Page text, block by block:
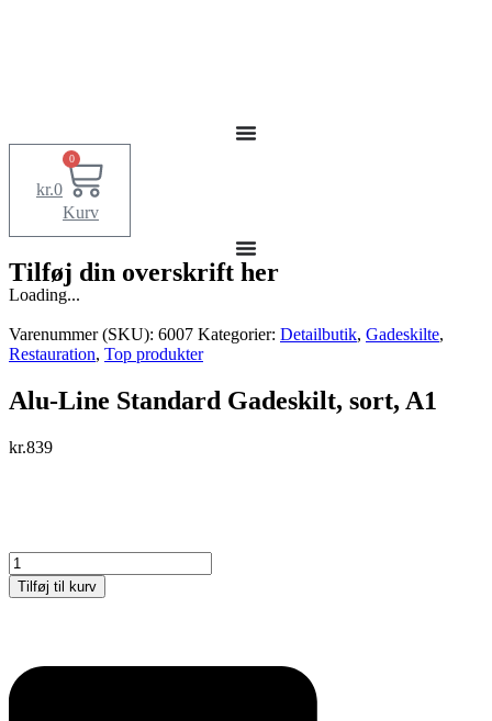
kr.0
0
Kurv
Tilføj din overskrift her
Loading...
Varenummer (SKU): 6007 Kategorier: Detailbutik, Gadeskilte,
Restauration, Top produkter
Alu-Line Standard Gadeskilt, sort, A1
kr.839
Alu-
Line
Standard
antal
Tilføj til kurv